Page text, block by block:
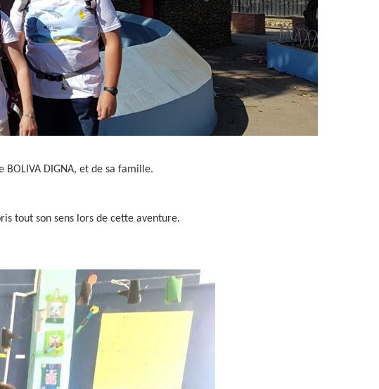
DIGNA, et de sa famille.
tout son sens lors de cette aventure.